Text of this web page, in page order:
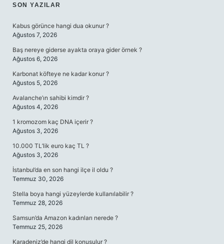
SIDEBAR
SON YAZILAR
Kabus görünce hangi dua okunur ?
Ağustos 7, 2026
Baş nereye giderse ayakta oraya gider örnek ?
Ağustos 6, 2026
Karbonat köfteye ne kadar konur ?
Ağustos 5, 2026
Avalanche’ın sahibi kimdir ?
Ağustos 4, 2026
1 kromozom kaç DNA içerir ?
Ağustos 3, 2026
10.000 TL’lik euro kaç TL ?
Ağustos 3, 2026
İstanbul’da en son hangi ilçe il oldu ?
Temmuz 30, 2026
Stella boya hangi yüzeylerde kullanılabilir ?
Temmuz 28, 2026
Samsun’da Amazon kadınları nerede ?
Temmuz 25, 2026
Karadeniz’de hangi dil konuşulur ?